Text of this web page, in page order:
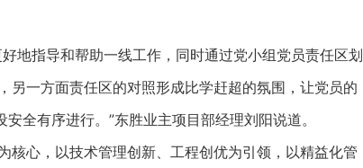
指导和帮助一线工作，同时通过党小组党员责任区划
一方面责任区的对照形成比学赶超的氛围，让党员的
安全有序进行。”东胜业主项目部经理刘阳说道。
心，以技术管理创新、工程创优为引领，以精益化管